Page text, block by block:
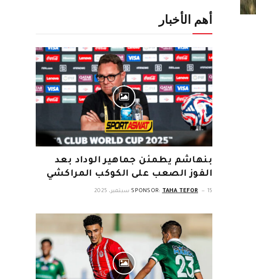
أهم الأخبار
بنهاشم يطمئن جماهير الوداد بعد
الفوز الصعب على الكوكب المراكشي
SPONSOR: TAHA TEFOR 15 سبتمبر، 2025